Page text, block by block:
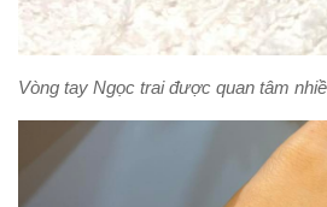
Vòng tay Ngọc trai được quan tâm